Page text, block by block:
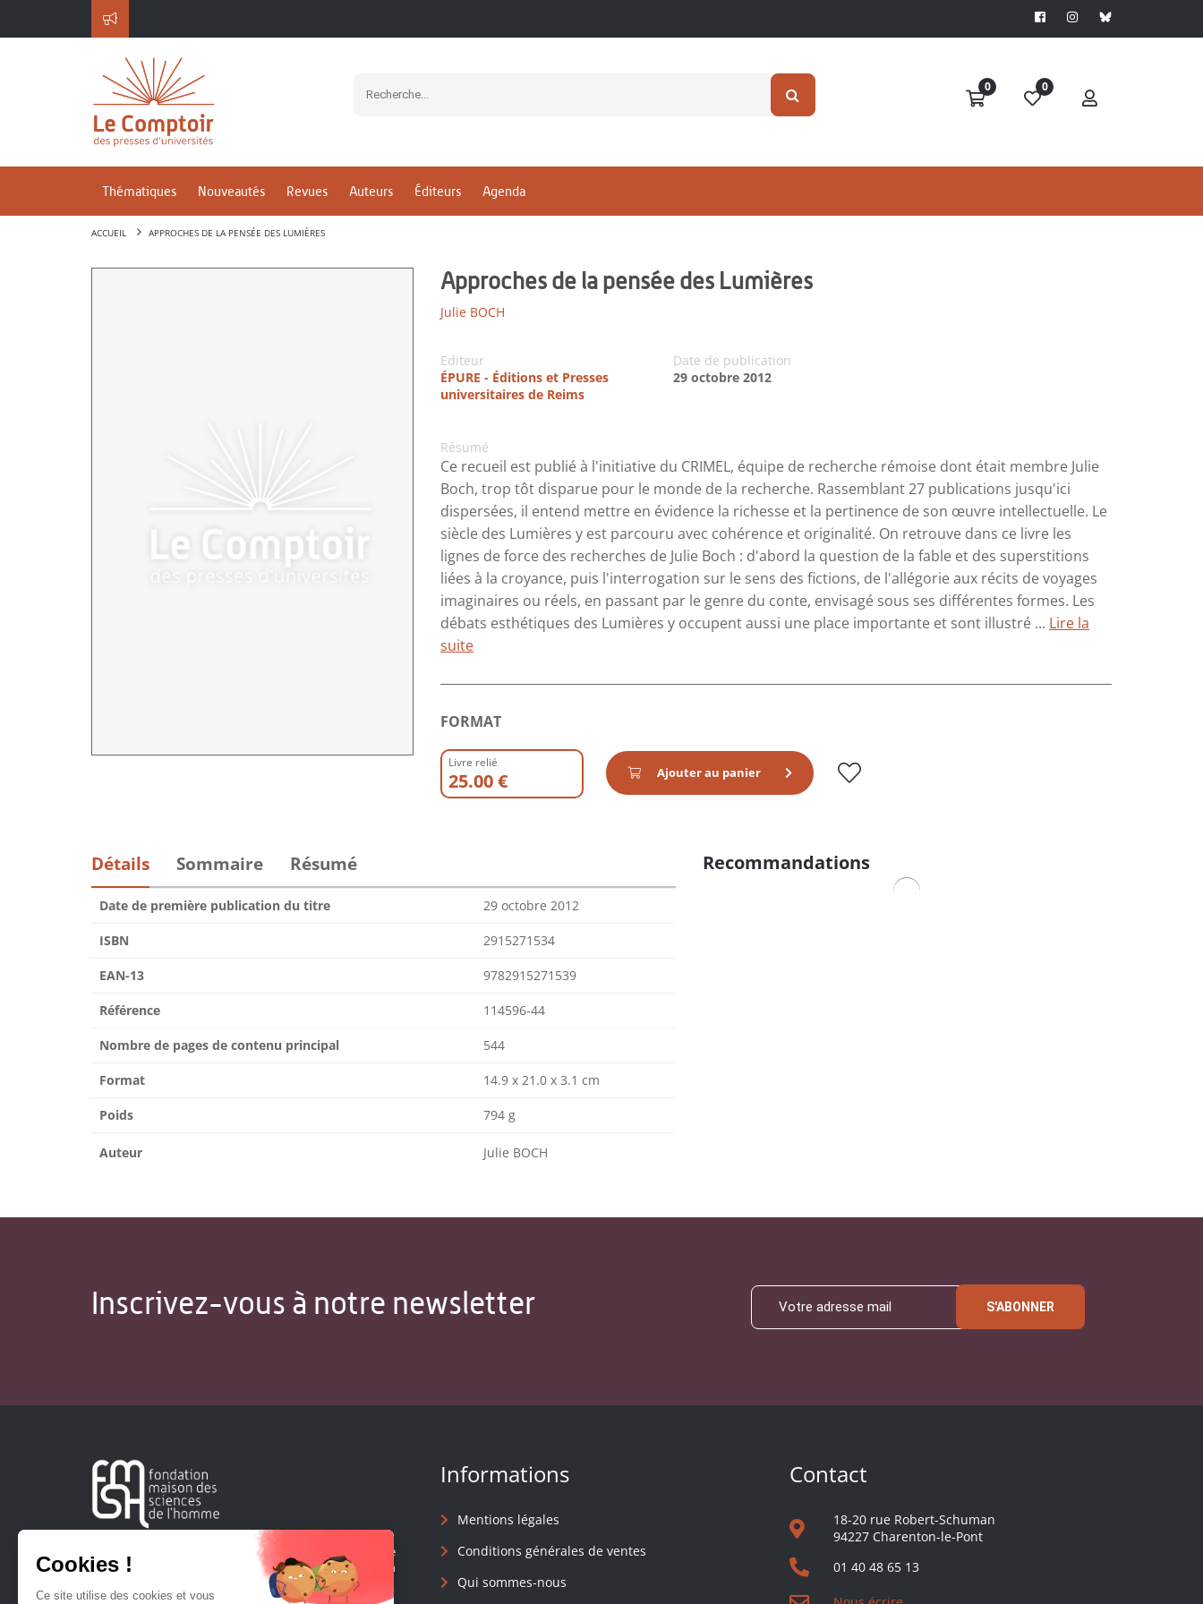
0 0
Thématiques Nouveautés Revues Auteurs Éditeurs Agenda
ACCUEIL APPROCHES DE LA PENSÉE DES LUMIÈRES
Approches de la pensée des Lumières
Julie BOCH
Editeur
ÉPURE - Éditions et Presses
universitaires de Reims
Date de publication
29 octobre 2012
Résumé
Ce recueil est publié à l'initiative du CRIMEL, équipe de recherche rémoise dont était membre Julie
Boch, trop tôt disparue pour le monde de la recherche. Rassemblant 27 publications jusqu'ici
dispersées, il entend mettre en évidence la richesse et la pertinence de son œuvre intellectuelle. Le
siècle des Lumières y est parcouru avec cohérence et originalité. On retrouve dans ce livre les
lignes de force des recherches de Julie Boch : d'abord la question de la fable et des superstitions
liées à la croyance, puis l'interrogation sur le sens des fictions, de l'allégorie aux récits de voyages
imaginaires ou réels, en passant par le genre du conte, envisagé sous ses différentes formes. Les
débats esthétiques des Lumières y occupent aussi une place importante et sont illustré ... Lire la
suite
FORMAT
Livre relié
25.00 € Ajouter au panier
Détails Sommaire Résumé
Date de première publication du titre 29 octobre 2012
ISBN 2915271534
EAN-13 9782915271539
Référence 114596-44
Nombre de pages de contenu principal 544
Format 14.9 x 21.0 x 3.1 cm
Poids 794 g
Auteur Julie BOCH
Recommandations
Inscrivez-vous à notre newsletter S'ABONNER
Créée en 1963, la Fondation Maison Sciences de l'Homme
soutient la recherche et la diffusion des connaissances en
Informations
Mentions légales
Conditions générales de ventes
Qui sommes-nous
Contact
18-20 rue Robert-Schuman
94227 Charenton-le-Pont
01 40 48 65 13